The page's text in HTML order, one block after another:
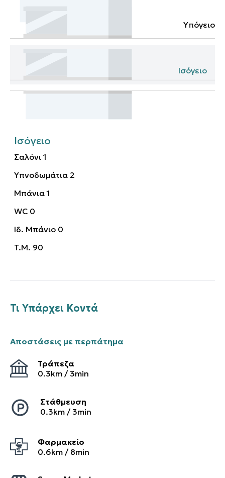
Υπόγειο
Ισόγειο
Ισόγειο
Σαλόνι 1
Υπνοδωμάτια 2
Μπάνια 1
WC 0
Ιδ. Μπάνιο 0
T.M. 90
Τι Υπάρχει Κοντά
Αποστάσεις με περπάτημα
Τράπεζα
0.3km / 3min
Στάθμευση
0.3km / 3min
Φαρμακείο
0.6km / 8min